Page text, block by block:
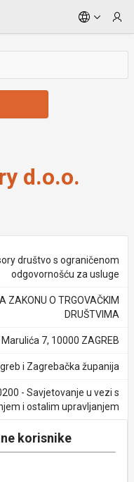
d.o.o.
društvo s ograničenom
odgovornošću za usluge
ZAKONU O TRGOVAČKIM
DRUŠTVIMA
7, 10000 ZAGREB
i Zagrebačka županija
- Savjetovanje u vezi s
i ostalim upravljanjem
korisnike